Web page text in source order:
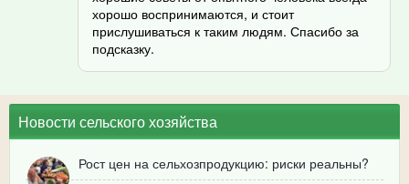
хорошо воспринимаются, и стоит
прислушиваться к таким людям. Спасибо за
подсказку.
Новости сельского хозяйства
Рост цен на сельхозпродукцию: риски реальны?